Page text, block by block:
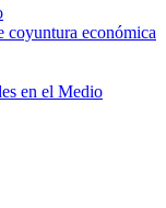
coyuntura económica
en el Medio